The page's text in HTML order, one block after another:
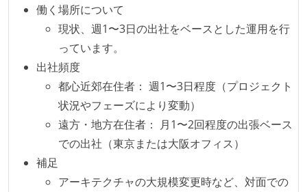
コード品質向上のための取り組み
本番にデプロイされるコードには、全てコードレビュ
ーまたはペアプログラミングを実施している
「リファクタリングは随時行われるべき」という価値
観をメンバー全員が共有しており、日常的に実施して
いる
テストの実施度
機能の実装と同時にテストコードを記述している
働く場所について
現状、週1〜3日の出社をベースとした運用を行
っています。
出社頻度
都心近郊在住者： 週1〜3日程度（プロジェクト
状況やフェーズにより変動）
遠方・地方在住者： 月1〜2回程度の出張ベース
での出社（東京または大阪オフィス）
補足
アーキテクチャの大規模変更時など、対面での